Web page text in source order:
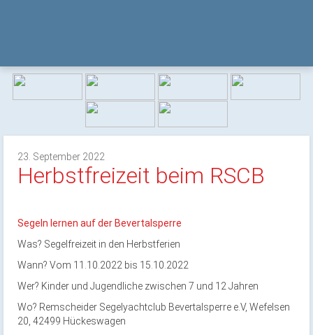
23. September 2022
Herbstfreizeit beim RSCB
Segeln lernen auf der Bevertalsperre
Was? Segelfreizeit in den Herbstferien
Wann? Vom 11.10.2022 bis 15.10.2022
Wer? Kinder und Jugendliche zwischen 7 und 12 Jahren
Wo? Remscheider Segelyachtclub Bevertalsperre e.V, Wefelsen
20, 42499 Hückeswagen